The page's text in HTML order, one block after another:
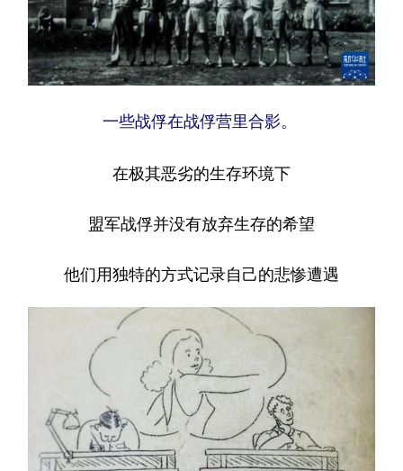
一些战俘在战俘营里合影。
在极其恶劣的生存环境下
盟军战俘并没有放弃生存的希望
他们用独特的方式记录自己的悲惨遭遇